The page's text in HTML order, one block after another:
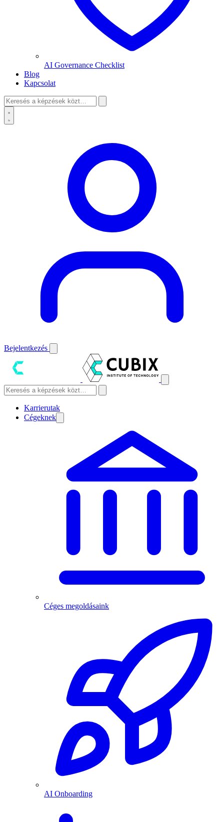
AI Governance Checklist
Blog
Kapcsolat
Bejelentkezés
Karrierutak
Cégeknek
Céges megoldásaink
AI Onboarding